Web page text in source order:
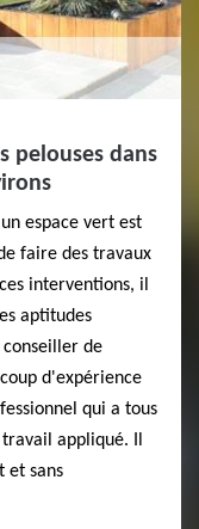
pelouses dans
espace vert est
faire des travaux
interventions, il
aptitudes
conseiller de
d'expérience
qui a tous
appliqué. Il
et sans